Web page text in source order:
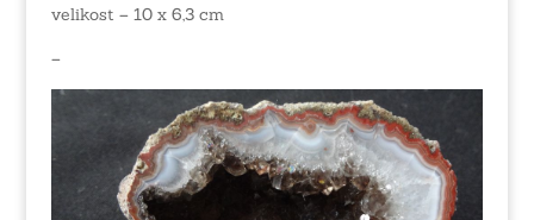
velikost – 10 x 6,3 cm
–